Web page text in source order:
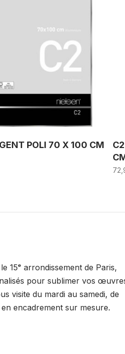
POLI 70 X 100 CM
15ᵉ arrondissement de Paris,
pour sublimer vos
visite du mardi au samedi, de
encadrement sur mesure.